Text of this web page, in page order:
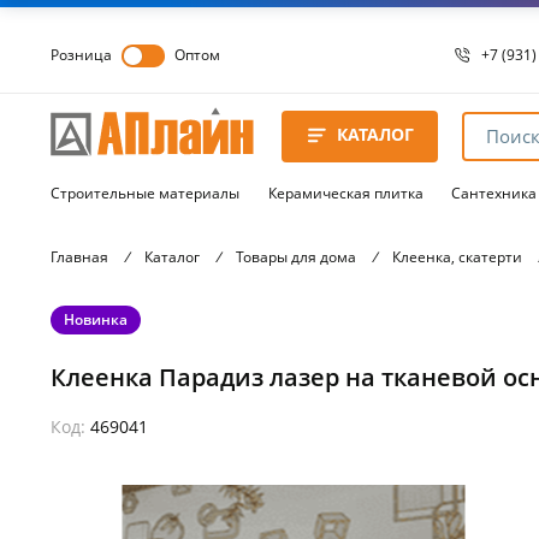
Розница Оптом +7
8 8172
8 8172
КАТАЛОГ
Строительные материалы Керамическая плитка Сантехника
Главная / Каталог / Товары для дома / Клеенка, скатерти
Новинка
Клеенка Парадиз лазер на тканевой
Код: 469041